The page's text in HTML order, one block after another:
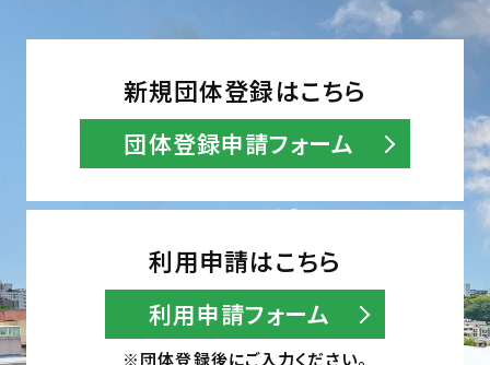
新規団体登録はこちら
団体登録申請フォーム
利用申請はこちら
利用申請フォーム
※団体登録後にご入力ください。